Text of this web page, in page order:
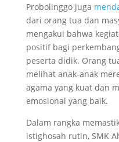
Probolinggo juga
dari orang tua dan
mengakui bahwa
positif bagi
peserta didik. Orang
melihat anak-anak
agama yang kuat dan
emosional yang baik.
Dalam rangka
istighosah rutin, SMK